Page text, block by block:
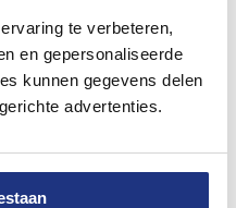
te verbeteren,
en gepersonaliseerde
kunnen gegevens delen
advertenties.